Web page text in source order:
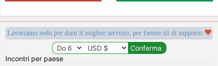
Lavoriamo sodo per darti il miglior servizio, per favore sii di supporto
Incontri per paese